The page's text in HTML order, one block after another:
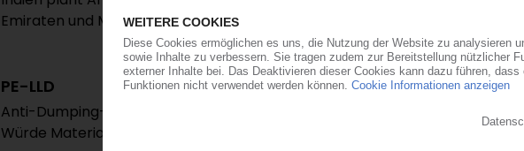
Emiraten und Malaysia
PE-LLD
Anti-Dumping-Vorwurf: Großbritannien untersucht Importe aus USA /
Würde Material durch Strafzölle in EU umgelenkt?
06.07.2026